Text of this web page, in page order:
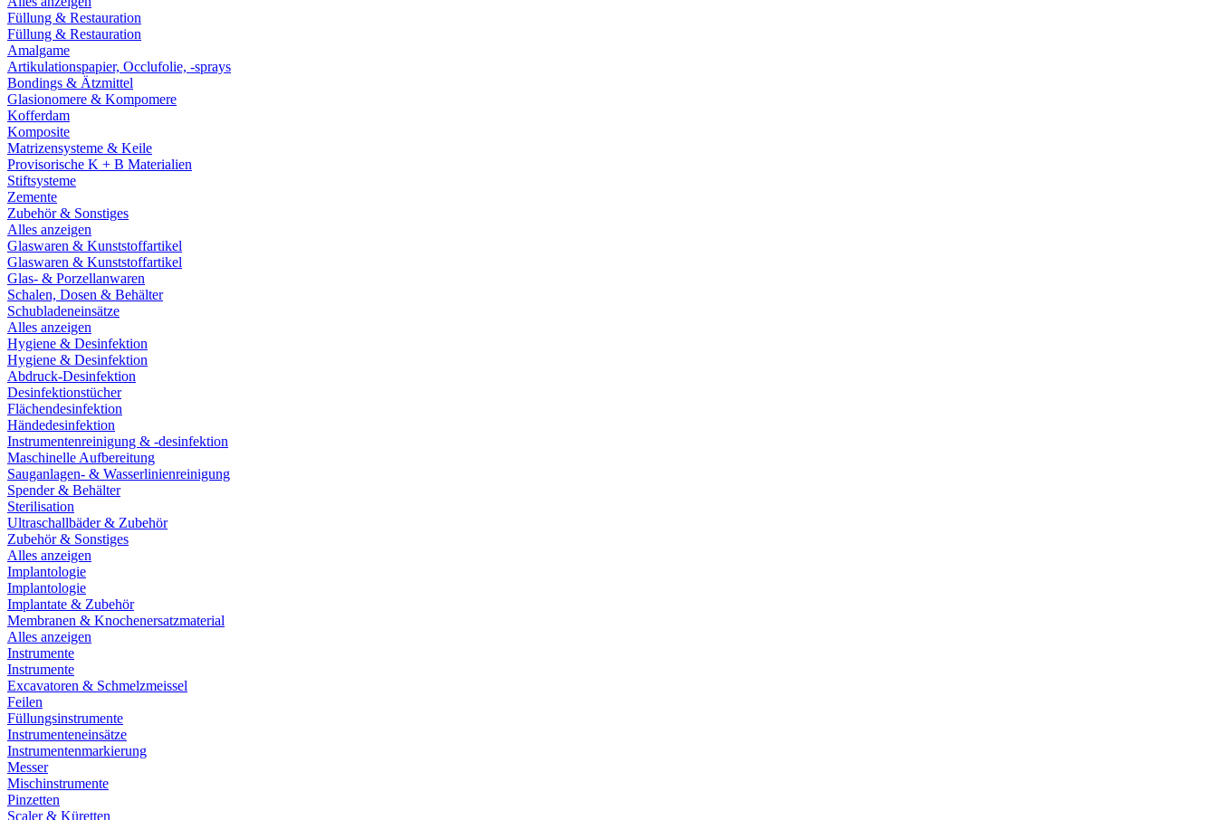
Füllung & Restauration
Füllung & Restauration
Amalgame
Artikulationspapier, Occlufolie, -sprays
Bondings & Ätzmittel
Glasionomere & Kompomere
Kofferdam
Komposite
Matrizensysteme & Keile
Provisorische K + B Materialien
Stiftsysteme
Zemente
Zubehör & Sonstiges
Alles anzeigen
Glaswaren & Kunststoffartikel
Glaswaren & Kunststoffartikel
Glas- & Porzellanwaren
Schalen, Dosen & Behälter
Schubladeneinsätze
Alles anzeigen
Hygiene & Desinfektion
Hygiene & Desinfektion
Abdruck-Desinfektion
Desinfektionstücher
Flächendesinfektion
Händedesinfektion
Instrumentenreinigung & -desinfektion
Maschinelle Aufbereitung
Sauganlagen- & Wasserlinienreinigung
Spender & Behälter
Sterilisation
Ultraschallbäder & Zubehör
Zubehör & Sonstiges
Alles anzeigen
Implantologie
Implantologie
Implantate & Zubehör
Membranen & Knochenersatzmaterial
Alles anzeigen
Instrumente
Instrumente
Excavatoren & Schmelzmeissel
Feilen
Füllungsinstrumente
Instrumenteneinsätze
Instrumentenmarkierung
Messer
Mischinstrumente
Pinzetten
Scaler & Küretten